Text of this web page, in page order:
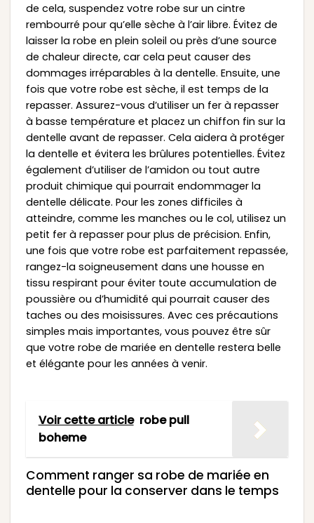
de cela, suspendez votre robe sur un cintre
rembourré pour qu’elle sèche à l’air libre. Évitez de
laisser la robe en plein soleil ou près d’une source
de chaleur directe, car cela peut causer des
dommages irréparables à la dentelle. Ensuite, une
fois que votre robe est sèche, il est temps de la
repasser. Assurez-vous d’utiliser un fer à repasser
à basse température et placez un chiffon fin sur la
dentelle avant de repasser. Cela aidera à protéger
la dentelle et évitera les brûlures potentielles. Évitez
également d’utiliser de l’amidon ou tout autre
produit chimique qui pourrait endommager la
dentelle délicate. Pour les zones difficiles à
atteindre, comme les manches ou le col, utilisez un
petit fer à repasser pour plus de précision. Enfin,
une fois que votre robe est parfaitement repassée,
rangez-la soigneusement dans une housse en
tissu respirant pour éviter toute accumulation de
poussière ou d’humidité qui pourrait causer des
taches ou des moisissures. Avec ces précautions
simples mais importantes, vous pouvez être sûr
que votre robe de mariée en dentelle restera belle
et élégante pour les années à venir.
Voir cette article robe pull
boheme
Comment ranger sa robe de mariée en
dentelle pour la conserver dans le temps